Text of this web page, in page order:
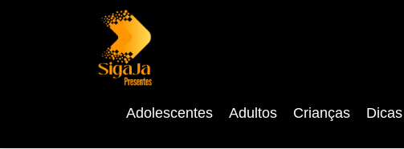
Adolescentes Adultos Crianças